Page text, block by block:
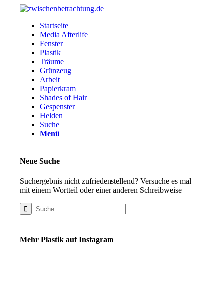
Startseite
Media Afterlife
Fenster
Plastik
Träume
Grünzeug
Arbeit
Papierkram
Shades of Hair
Gespenster
Helden
Suche
Menü
Neue Suche
Suchergebnis nicht zufriedenstellend? Versuche es mal
mit einem Wortteil oder einer anderen Schreibweise
Mehr Plastik auf Instagram